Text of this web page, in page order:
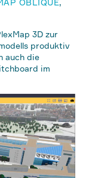
OBLIQUE,
3D zur
produktiv
auch die
im